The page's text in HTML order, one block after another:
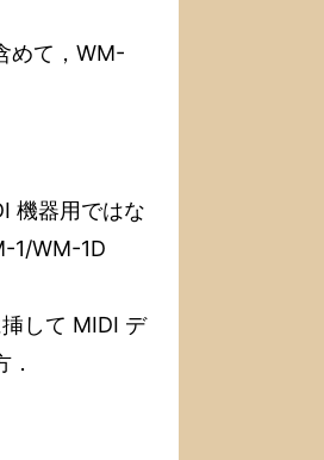
めて，WM-
機器用ではな
1/WM-1D
して MIDI デ